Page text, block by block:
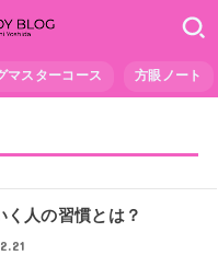
マスターコース 方眼ノート
く人の習慣とは？